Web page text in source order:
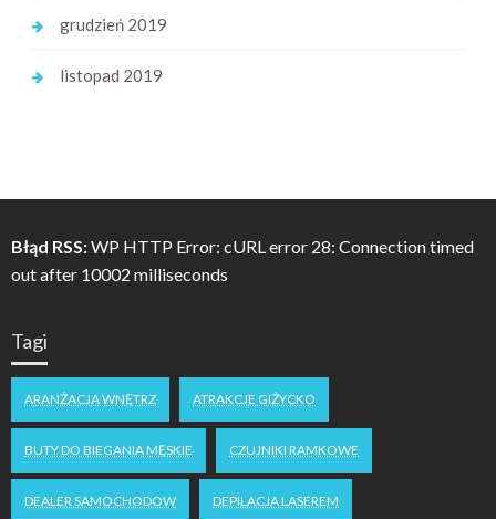
grudzień 2019
listopad 2019
Błąd RSS:WP HTTP Error: cURL error 28: Connection timed
out after 10002 milliseconds
Tagi
ARANŻACJA WNĘTRZ ATRAKCJE GIŻYCKO
BUTY DO BIEGANIA MĘSKIE CZUJNIKI RAMKOWE
DEALER SAMOCHODOW DEPILACJA LASEREM